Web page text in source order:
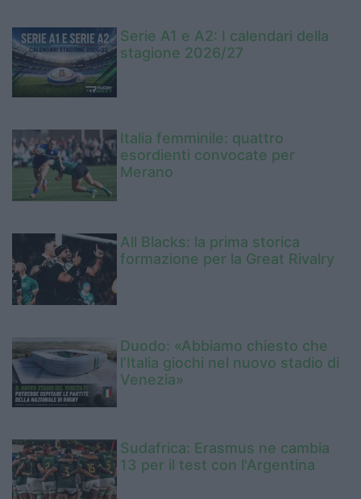
Serie A1 e A2: I calendari della
stagione 2026/27
Italia femminile: quattro
esordienti convocate per
Merano
All Blacks: la prima storica
formazione per la Great Rivalry
Duodo: «Abbiamo chiesto che
l’Italia giochi nel nuovo stadio di
Venezia»
Sudafrica: Erasmus ne cambia
13 per il test con l'Argentina